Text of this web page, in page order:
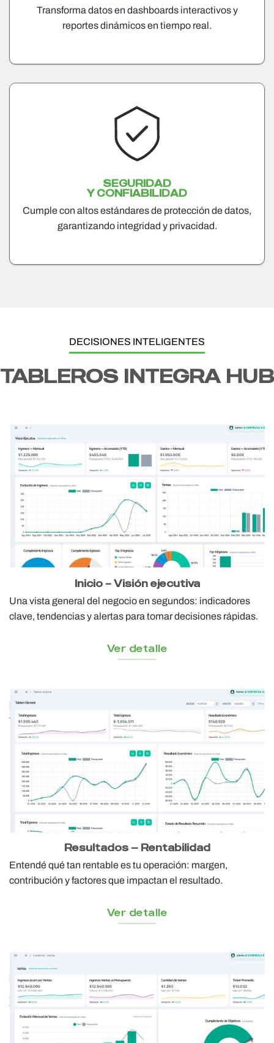
Transforma datos en dashboards interactivos y
reportes dinámicos en tiempo real.
SEGURIDAD
Y CONFIABILIDAD
Cumple con altos estándares de protección de datos,
garantizando integridad y privacidad.
DECISIONES INTELIGENTES
TABLEROS INTEGRA HUB
Inicio – Visión ejecutiva
Una vista general del negocio en segundos: indicadores
clave, tendencias y alertas para tomar decisiones rápidas.
Ver detalle
Resultados — Rentabilidad
Entendé qué tan rentable es tu operación: margen,
contribución y factores que impactan el resultado.
Ver detalle